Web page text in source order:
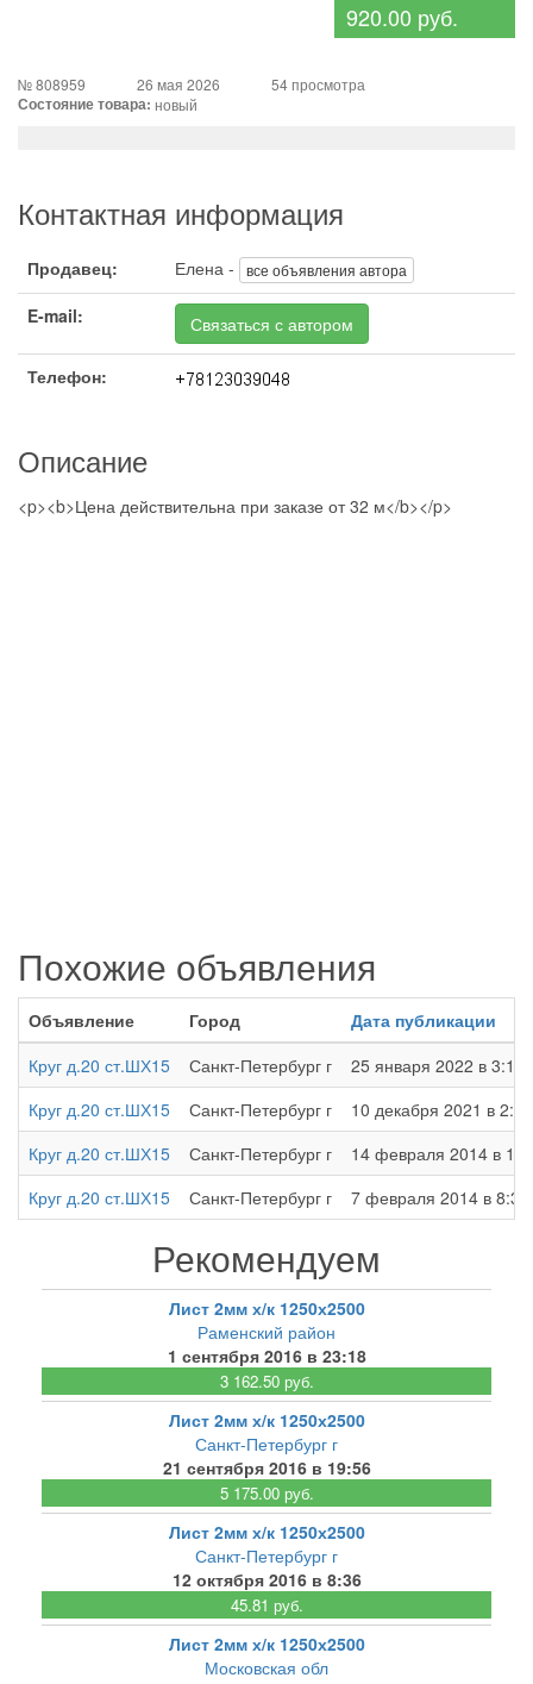
920.00 руб.
№ 808959 26 мая 2026 54 просмотра
Состояние товара: новый
Контактная информация
Продавец: Елена - все объявления автора
E-mail: Связаться с автором
Телефон:
Описание
<p><b>Цена действительна при заказе от 32 м</b></p>
Похожие объявления
Объявление Город
Дата публикации
Круг д.20 ст.ШХ15
Санкт-Петербург г
25 января 2022 в 3:11
Круг д.20 ст.ШХ15
Санкт-Петербург г
10 декабря 2021 в 2:57
Круг д.20 ст.ШХ15
Санкт-Петербург г
14 февраля 2014 в
Круг д.20 ст.ШХ15
Санкт-Петербург г 7 февраля 2014 в 8:32
Рекомендуем
Лист 2мм х/к 1250х2500
Раменский район
1 сентября 2016 в 23:18
3 162.50 руб.
Лист 2мм х/к 1250х2500
Санкт-Петербург г
21 сентября 2016 в 19:56
5 175.00 руб.
Лист 2мм х/к 1250х2500
Санкт-Петербург г
12 октября 2016 в 8:36
45.81 руб.
Лист 2мм х/к 1250х2500
Московская обл